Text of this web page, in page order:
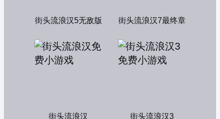
街头流浪汉5无敌版 街头流浪汉7最终章
街头流浪汉 街头流浪汉3